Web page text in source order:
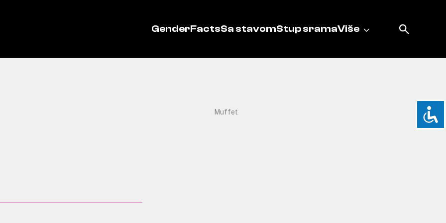
GenderFactsSa stavomStup sramaViše
Muffet